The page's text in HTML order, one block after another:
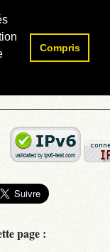
Compris
Rechercher :
page :